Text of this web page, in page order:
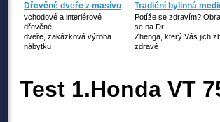
Dřevěné dveře z masívu
vchodové a interiérové
dřevěné
dveře, zakázková výroba
nábytku
Tradiční bylinná
Potíže se zdravím?
se na Dr
Zhenga, který Vás jich
zdravě
Test 1.Honda VT